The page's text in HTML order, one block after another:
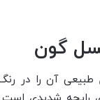
گون
آن را در